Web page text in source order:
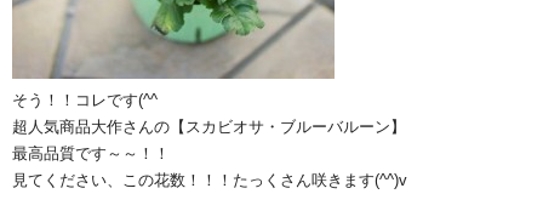
そう！！コレです(^^ゞ
超人気商品大作さんの【スカビオサ・ブルーバルーン】
最高品質です～～！！
見てください、この花数！！！たっくさん咲きます(^^)v